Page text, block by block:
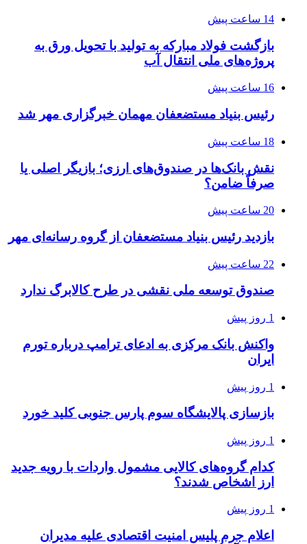
14 ساعت پیش
بازگشت فولاد مبارکه به تولید با تحویل ورق به
پروژه‌های ملی انتقال آب
16 ساعت پیش
رئیس بنیاد مستضعفان مهمان خبرگزاری مهر شد
18 ساعت پیش
نقش بانک‌ها در صندوق‌های ارزی؛ بازیگر اصلی یا
صرفاً ضامن؟
20 ساعت پیش
بازدید رئیس بنیاد مستضعفان از گروه رسانه‌ای مهر
22 ساعت پیش
صندوق توسعه ملی نقشی در طرح کالابرگ ندارد
1 روز پیش
واکنش بانک مرکزی به ادعای ترامپ درباره تورم
ایران
1 روز پیش
بازسازی پالایشگاه سوم پارس جنوبی کلید خورد
1 روز پیش
کدام گروه‌های کالایی مشمول واردات با رویه جدید
ارز اشخاص شدند؟
1 روز پیش
اعلام جرم پلیس امنیت اقتصادی علیه مدیران